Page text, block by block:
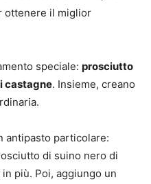
ottenere il miglior
speciale: prosciutto
castagne. Insieme, creano
antipasto particolare:
di suino nero di
in più. Poi, aggiungo un